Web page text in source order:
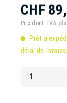
CHF
Prix dont TVA
Prêt à
délai de